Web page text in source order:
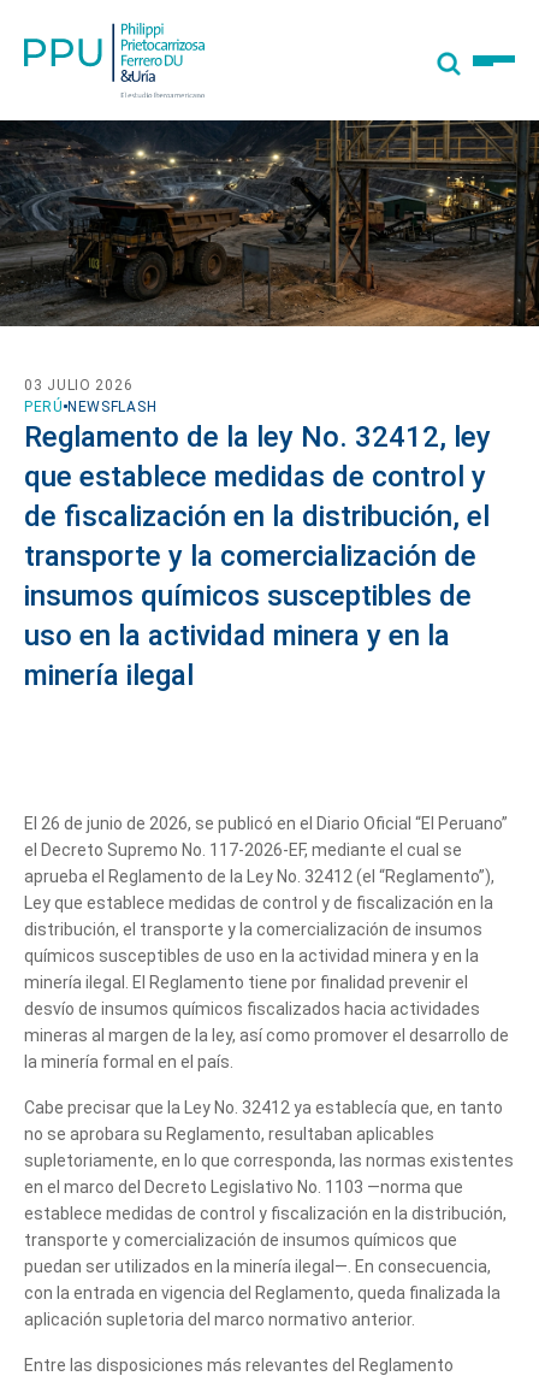
PERÚ NEWSFLASH
03 JULIO 2026
Reglamento de la ley No. 32412, ley
que establece medidas de control y
de fiscalización en la distribución, el
transporte y la comercialización de
insumos químicos susceptibles de
uso en la actividad minera y en la
minería ilegal
El 26 de junio de 2026, se publicó en el Diario Oficial “El Peruano”
el Decreto Supremo No. 117-2026-EF, mediante el cual se
aprueba el Reglamento de la Ley No. 32412 (el “Reglamento”),
Ley que establece medidas de control y de fiscalización en la
distribución, el transporte y la comercialización de insumos
químicos susceptibles de uso en la actividad minera y en la
minería ilegal. El Reglamento tiene por finalidad prevenir el
desvío de insumos químicos fiscalizados hacia actividades
mineras al margen de la ley, así como promover el desarrollo de
la minería formal en el país.
Cabe precisar que la Ley No. 32412 ya establecía que, en tanto
no se aprobara su Reglamento, resultaban aplicables
supletoriamente, en lo que corresponda, las normas existentes
en el marco del Decreto Legislativo No. 1103 —norma que
establece medidas de control y fiscalización en la distribución,
transporte y comercialización de insumos químicos que
puedan ser utilizados en la minería ilegal—. En consecuencia,
con la entrada en vigencia del Reglamento, queda finalizada la
aplicación supletoria del marco normativo anterior.
Entre las disposiciones más relevantes del Reglamento